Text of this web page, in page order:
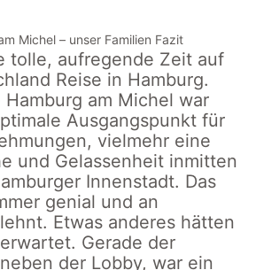
Michel – unser Familien Fazit
tolle, aufregende Zeit auf
Reise in Hamburg.
Hamburg am Michel war
Ausgangspunkt für
vielmehr eine
und Gelassenheit inmitten
Innenstadt. Das
genial und an
Etwas anderes hätten
Gerade der
der Lobby, war ein